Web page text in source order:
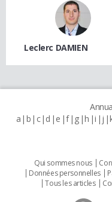
Leclerc DAMIEN
a b c d e f g h i j
Qui sommes nous
Données personnelles
Tous les articles